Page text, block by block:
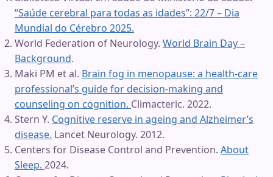
“Saúde cerebral para todas as idades”: 22/7 – Dia
Mundial do Cérebro 2025.
World Federation of Neurology. World Brain Day –
Background.
Maki PM et al. Brain fog in menopause: a health-care
professional’s guide for decision-making and
counseling on cognition. Climacteric. 2022.
Stern Y. Cognitive reserve in ageing and Alzheimer’s
disease. Lancet Neurology. 2012.
Centers for Disease Control and Prevention. About
Sleep. 2024.